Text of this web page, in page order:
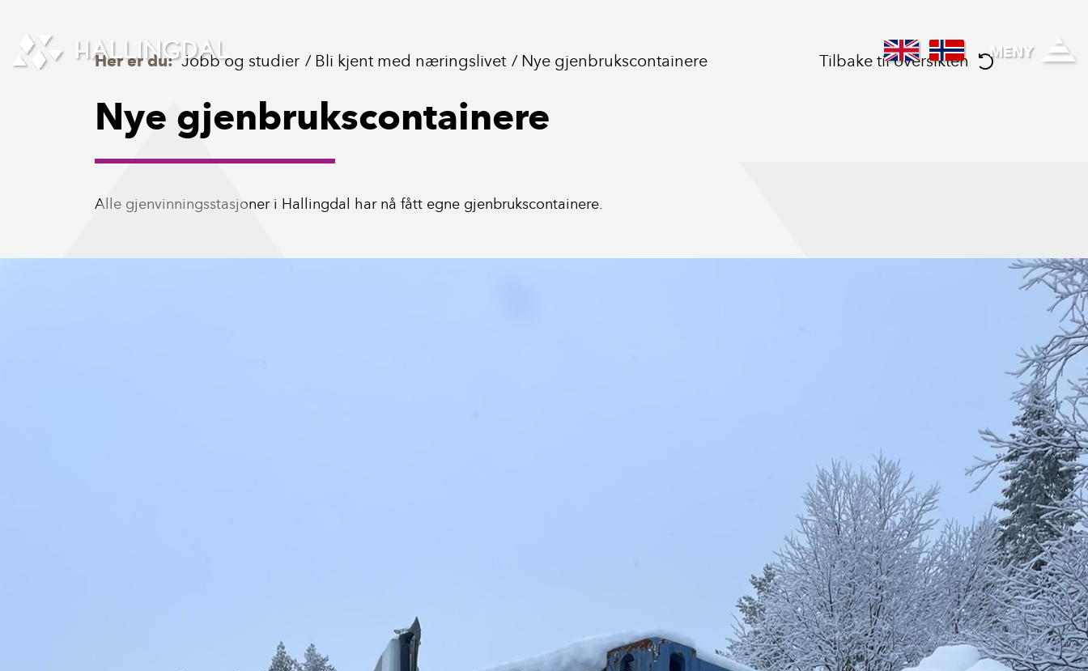
MENY
Her er du: Jobb og studier Bli kjent med næringslivet Nye gjenbrukscontainere Tilbake til oversikten
Nye gjenbrukscontainere
Alle gjenvinningsstasjoner i Hallingdal har nå fått egne gjenbrukscontainere.